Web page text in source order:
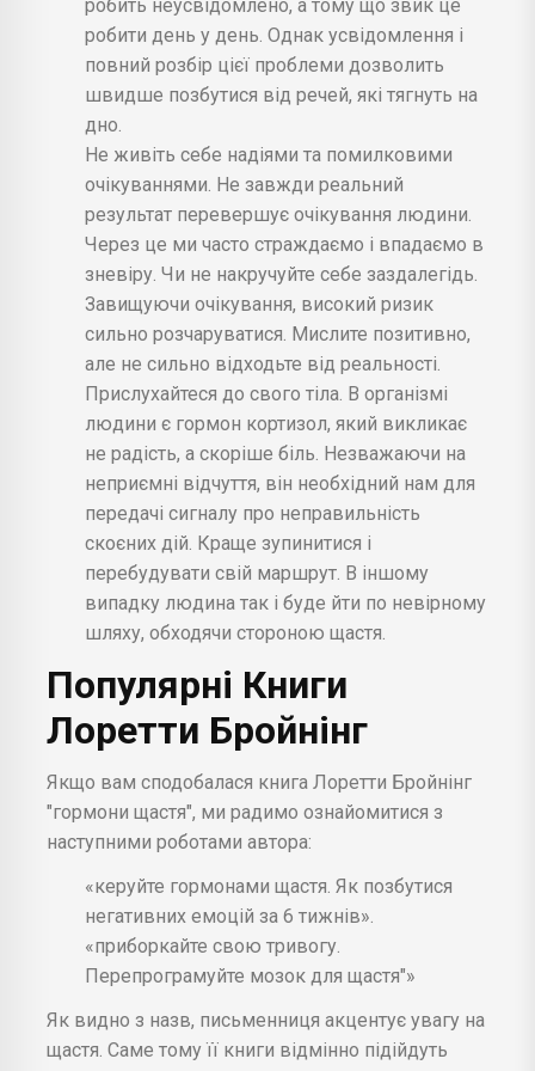
робить неусвідомлено, а тому що звик це
робити день у день. Однак усвідомлення і
повний розбір цієї проблеми дозволить
швидше позбутися від речей, які тягнуть на
дно.
Не живіть себе надіями та помилковими
очікуваннями. Не завжди реальний
результат перевершує очікування людини.
Через це ми часто страждаємо і впадаємо в
зневіру. Чи не накручуйте себе заздалегідь.
Завищуючи очікування, високий ризик
сильно розчаруватися. Мислите позитивно,
але не сильно відходьте від реальності.
Прислухайтеся до свого тіла. В організмі
людини є гормон кортизол, який викликає
не радість, а скоріше біль. Незважаючи на
неприємні відчуття, він необхідний нам для
передачі сигналу про неправильність
скоєних дій. Краще зупинитися і
перебудувати свій маршрут. В іншому
випадку людина так і буде йти по невірному
шляху, обходячи стороною щастя.
Популярні Книги
Лоретти Бройнінг
Якщо вам сподобалася книга Лоретти Бройнінг
"гормони щастя", ми радимо ознайомитися з
наступними роботами автора:
«керуйте гормонами щастя. Як позбутися
негативних емоцій за 6 тижнів».
«приборкайте свою тривогу.
Перепрограмуйте мозок для щастя"»
Як видно з назв, письменниця акцентує увагу на
щастя. Саме тому її книги відмінно підійдуть